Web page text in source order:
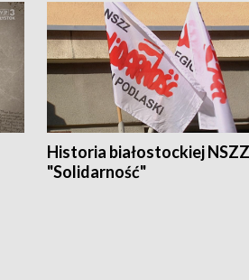
Historia białostockiej NSZZ
"Solidarność"